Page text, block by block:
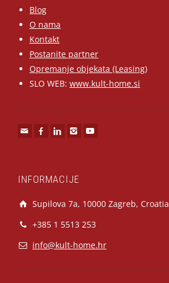
Blog
O nama
Kontakt
Postanite partner
Opremanje objekata (Leasing)
SLO WEB: www.kult-home.si
INFORMACIJE
Supilova 7a, 10000 Zagreb, Croatia
+385 1 5513 253
info@kult-home.hr